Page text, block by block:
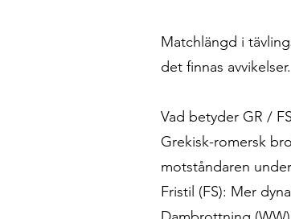
Matchlängd i
det finnas
Vad betyder GR /
Grekisk-romersk
motståndaren
Fristil (FS): Mer